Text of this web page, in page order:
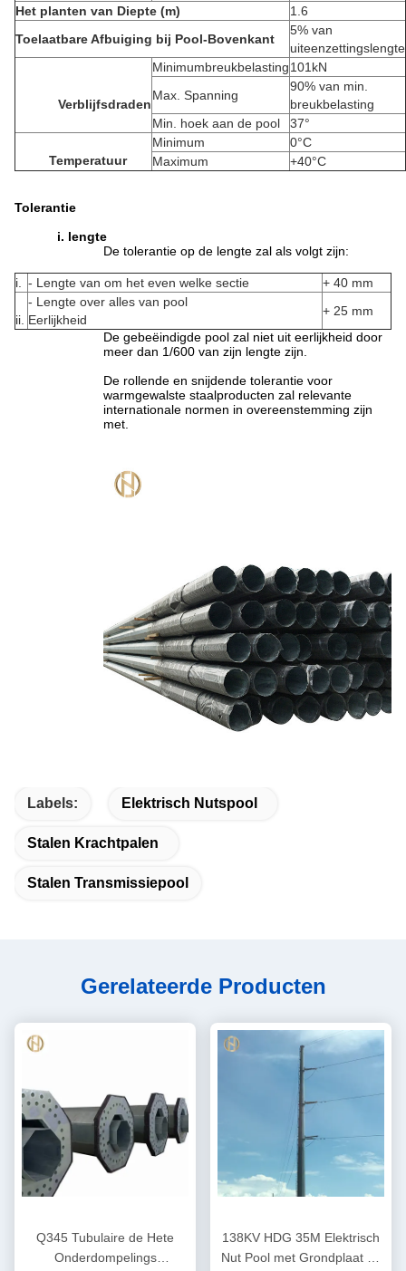
Het planten van Diepte (m)
1.6
Toelaatbare Afbuiging bij Pool-Bovenkant
5% van
uiteenzettingslengte
Verblijfsdraden
Minimumbreukbelasting101kN
Max. Spanning
90% van min.
breukbelasting
Min. hoek aan de pool
37°
Temperatuur
Minimum
0°C
Maximum
+40°C
Tolerantie
i. lengte
De tolerantie op de lengte zal als volgt zijn:
i. - Lengte van om het even welke sectie + 40 mm
ii.
- Lengte over alles van pool
Eerlijkheid
+ 25 mm
De gebeëindigde pool zal niet uit eerlijkheid door
meer dan 1/600 van zijn lengte zijn.
De rollende en snijdende tolerantie voor
warmgewalste staalproducten zal relevante
internationale normen in overeenstemming zijn
met.
Labels: Elektrisch Nutspool
Stalen Krachtpalen
Stalen Transmissiepool
Gerelateerde Producten
Q345 Tubulaire de Hete
Onderdompelings
138KV HDG 35M Elektrisch
Nut Pool met Grondplaat en